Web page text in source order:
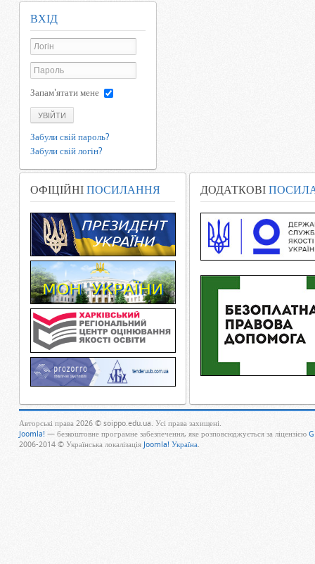
ВХІД
Запам'ятати мене
УВІЙТИ
Забули свій пароль?
Забули свій логін?
ОФІЦІЙНІ ПОСИЛАННЯ ДОДАТКОВІ
Авторські права 2026 © soippo.edu.ua. Усі права захищені.
Joomla! — безкоштовне програмне забезпечення, яке розповсюджується за ліцензією
2006-2014 © Українська локалізація Joomla! Україна.